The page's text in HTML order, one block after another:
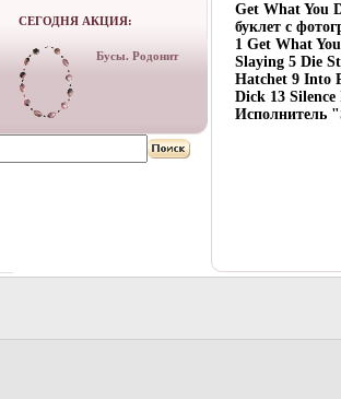
СЕГОДНЯ АКЦИЯ:
Бусы. Родонит
Get What You
буклет с
1 Get What
Slaying 5 Die
Hatchet 9 Into
Dick 13
Исполнитель